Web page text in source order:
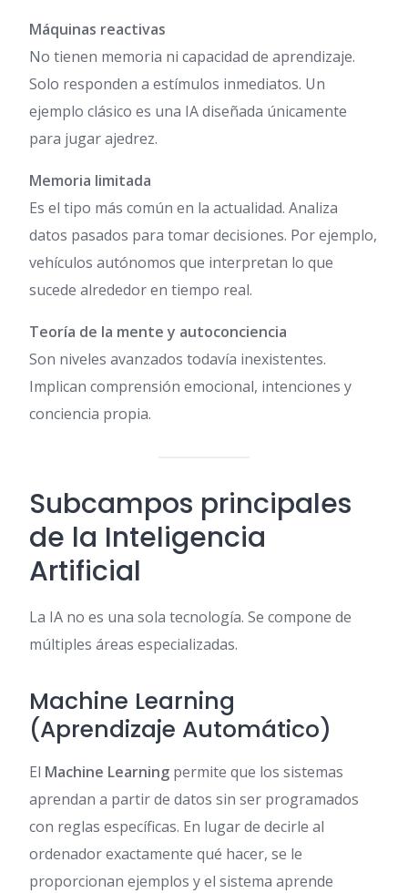
Máquinas reactivas
No tienen memoria ni capacidad de aprendizaje.
Solo responden a estímulos inmediatos. Un
ejemplo clásico es una IA diseñada únicamente
para jugar ajedrez.
Memoria limitada
Es el tipo más común en la actualidad. Analiza
datos pasados para tomar decisiones. Por ejemplo,
vehículos autónomos que interpretan lo que
sucede alrededor en tiempo real.
Teoría de la mente y autoconciencia
Son niveles avanzados todavía inexistentes.
Implican comprensión emocional, intenciones y
conciencia propia.
Subcampos principales
de la Inteligencia
Artificial
La IA no es una sola tecnología. Se compone de
múltiples áreas especializadas.
Machine Learning
(Aprendizaje Automático)
El Machine Learning permite que los sistemas
aprendan a partir de datos sin ser programados
con reglas específicas. En lugar de decirle al
ordenador exactamente qué hacer, se le
proporcionan ejemplos y el sistema aprende